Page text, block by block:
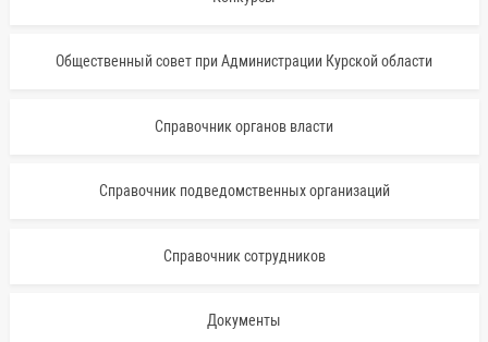
Общественный совет при Администрации Курской области
Справочник органов власти
Справочник подведомственных организаций
Справочник сотрудников
Документы